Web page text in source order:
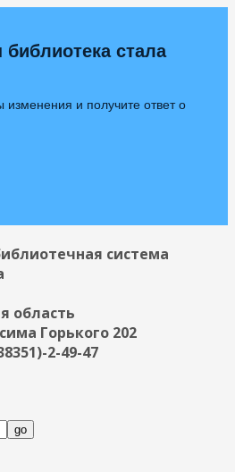
стала
и получите ответ о
система
область
Горького 202
2-49-47